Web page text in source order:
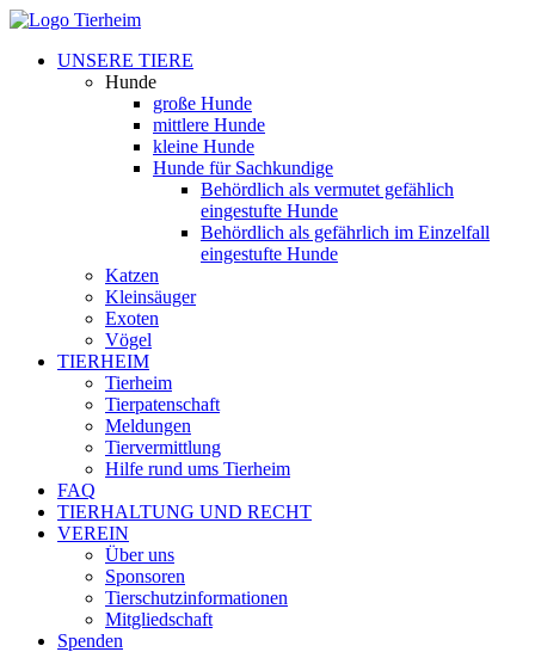
UNSERE TIERE
Hunde
große Hunde
mittlere Hunde
kleine Hunde
Hunde für Sachkundige
Behördlich als vermutet gefählich
eingestufte Hunde
Behördlich als gefährlich im Einzelfall
eingestufte Hunde
Katzen
Kleinsäuger
Exoten
Vögel
TIERHEIM
Tierheim
Tierpatenschaft
Meldungen
Tiervermittlung
Hilfe rund ums Tierheim
FAQ
TIERHALTUNG UND RECHT
VEREIN
Über uns
Sponsoren
Tierschutzinformationen
Mitgliedschaft
Spenden